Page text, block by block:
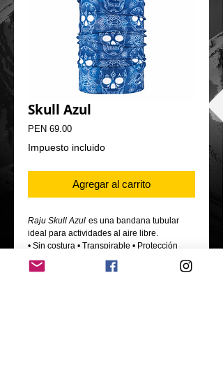
Skull Azul
PEN 69.00Precio
Impuesto incluido
Agregar al carrito
Raju Skull Azul es una bandana tubular
ideal para actividades al aire libre.
• Sin costura • Transpirable • Protección
contra el frío, sol y viento.
- Material: Fibra técnica Poliéster